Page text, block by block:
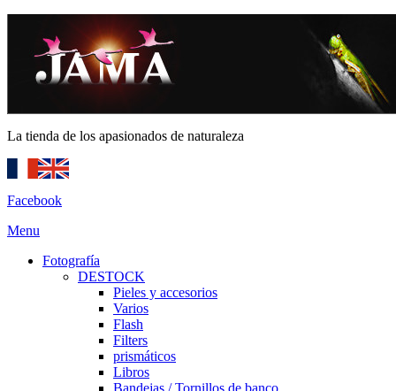
La tienda de los apasionados de naturaleza
Facebook
Menu
Fotografía
DESTOCK
Pieles y accesorios
Varios
Flash
Filters
prismáticos
Libros
Bandejas / Tornillos de banco